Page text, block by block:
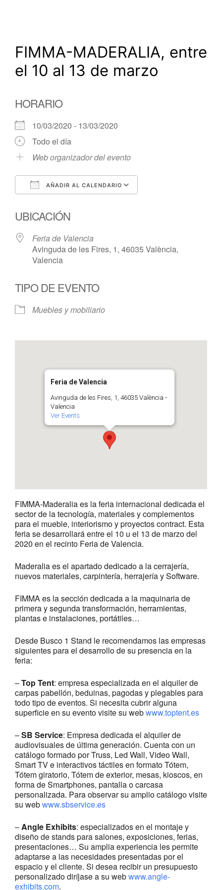
FIMMA-MADERALIA, entre
el 10 al 13 de marzo
HORARIO
10/03/2020 - 13/03/2020
Todo el día
Web organizador del evento
AÑADIR AL CALENDARIO
UBICACIÓN
Feria de Valencia
Avinguda de les Fires, 1, 46035 València,
Valencia
TIPO DE EVENTO
Muebles y mobiliario
Feria de Valencia
Avinguda de les Fires, 1, 46035 València -
Valencia
Ver Events
FIMMA-Maderalia es la feria internacional dedicada el
sector de la tecnología, materiales y complementos
para el mueble, interiorismo y proyectos contract. Esta
feria se desarrollará entre el 10 u el 13 de marzo del
2020 en el recinto Feria de Valencia.
Maderalia es el apartado dedicado a la cerrajería,
nuevos materiales, carpintería, herrajería y Software.
FIMMA es la sección dedicada a la maquinaria de
primera y segunda transformación, herramientas,
plantas e instalaciones, portátiles…
Desde Busco 1 Stand le recomendamos las empresas
siguientes para el desarrollo de su presencia en la
feria:
–Top Tent: empresa especializada en el alquiler de
carpas pabellón, beduinas, pagodas y plegables para
todo tipo de eventos. Si necesita cubrir alguna
superficie en su evento visite su webwww.toptent.es
–SB Service: Empresa dedicada el alquiler de
audiovisuales de última generación. Cuenta con un
catálogo formado por Truss, Led Wall, Video Wall,
Smart TV e interactivos táctiles en formato Tótem,
Tótem giratorio, Tótem de exterior, mesas, kioscos, en
forma de Smartphones, pantalla o carcasa
personalizada. Para observar su amplio catálogo visite
su webwww.sbservice.es
–Angle Exhibits: especializados en el montaje y
diseño de stands para salones, exposiciones, ferias,
presentaciones… Su amplia experiencia les permite
adaptarse a las necesidades presentadas por el
espacio y el cliente. Si desea recibir un presupuesto
personalizado diríjase a su webwww.angle-
exhibits.com.